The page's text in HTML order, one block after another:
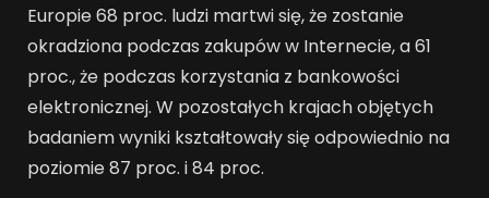
Europie 68 proc. ludzi martwi się, że zostanie
okradziona podczas zakupów w Internecie, a 61
proc., że podczas korzystania z bankowości
elektronicznej. W pozostałych krajach objętych
badaniem wyniki kształtowały się odpowiednio na
poziomie 87 proc. i 84 proc.